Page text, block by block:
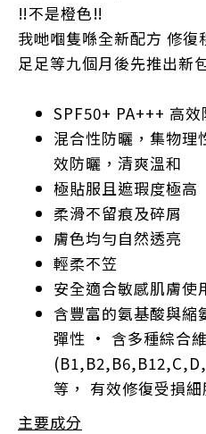
‼️不是橙色‼️
我哋嗰隻喺全新配方 修復
足足等九個月後先推出新
SPF50+ PA+++ 高效
混合性防曬，集物理
效防曬，清爽溫和
極貼服且遮瑕度極高
柔滑不留痕及碎屑
膚色均勻自然透亮
輕柔不笠
安全適合敏感肌膚使
含豐富的氨基酸與縮
彈性 • 含多種綜合
等， 有效修復受損細
主要成分